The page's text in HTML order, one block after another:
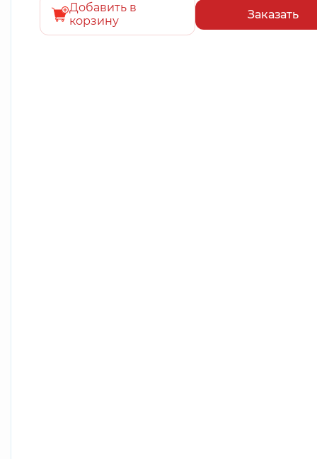
Добавить в
корзину
Заказать